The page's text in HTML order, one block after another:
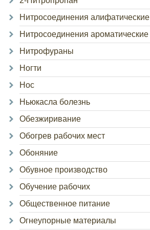
Нитросоединения алифатические
Нитросоединения ароматические
Нитрофураны
Ногти
Нос
Ньюкасла болезнь
Обезжиривание
Обогрев рабочих мест
Обоняние
Обувное производство
Обучение рабочих
Общественное питание
Огнеупорные материалы